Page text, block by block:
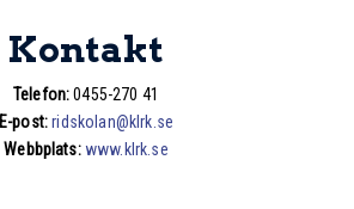
Kontakt
Telefon:0455-270 41
E-post: ridskolan@klrk.se
Webbplats:www.klrk.se